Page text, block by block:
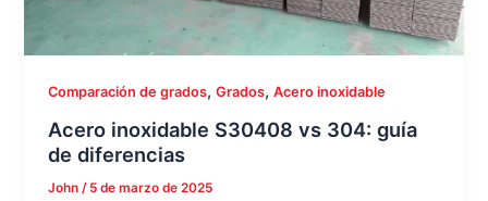
Comparación de grados,Grados,Acero inoxidable
Acero inoxidable S30408 vs 304: guía
de diferencias
John/ 5 de marzo de 2025